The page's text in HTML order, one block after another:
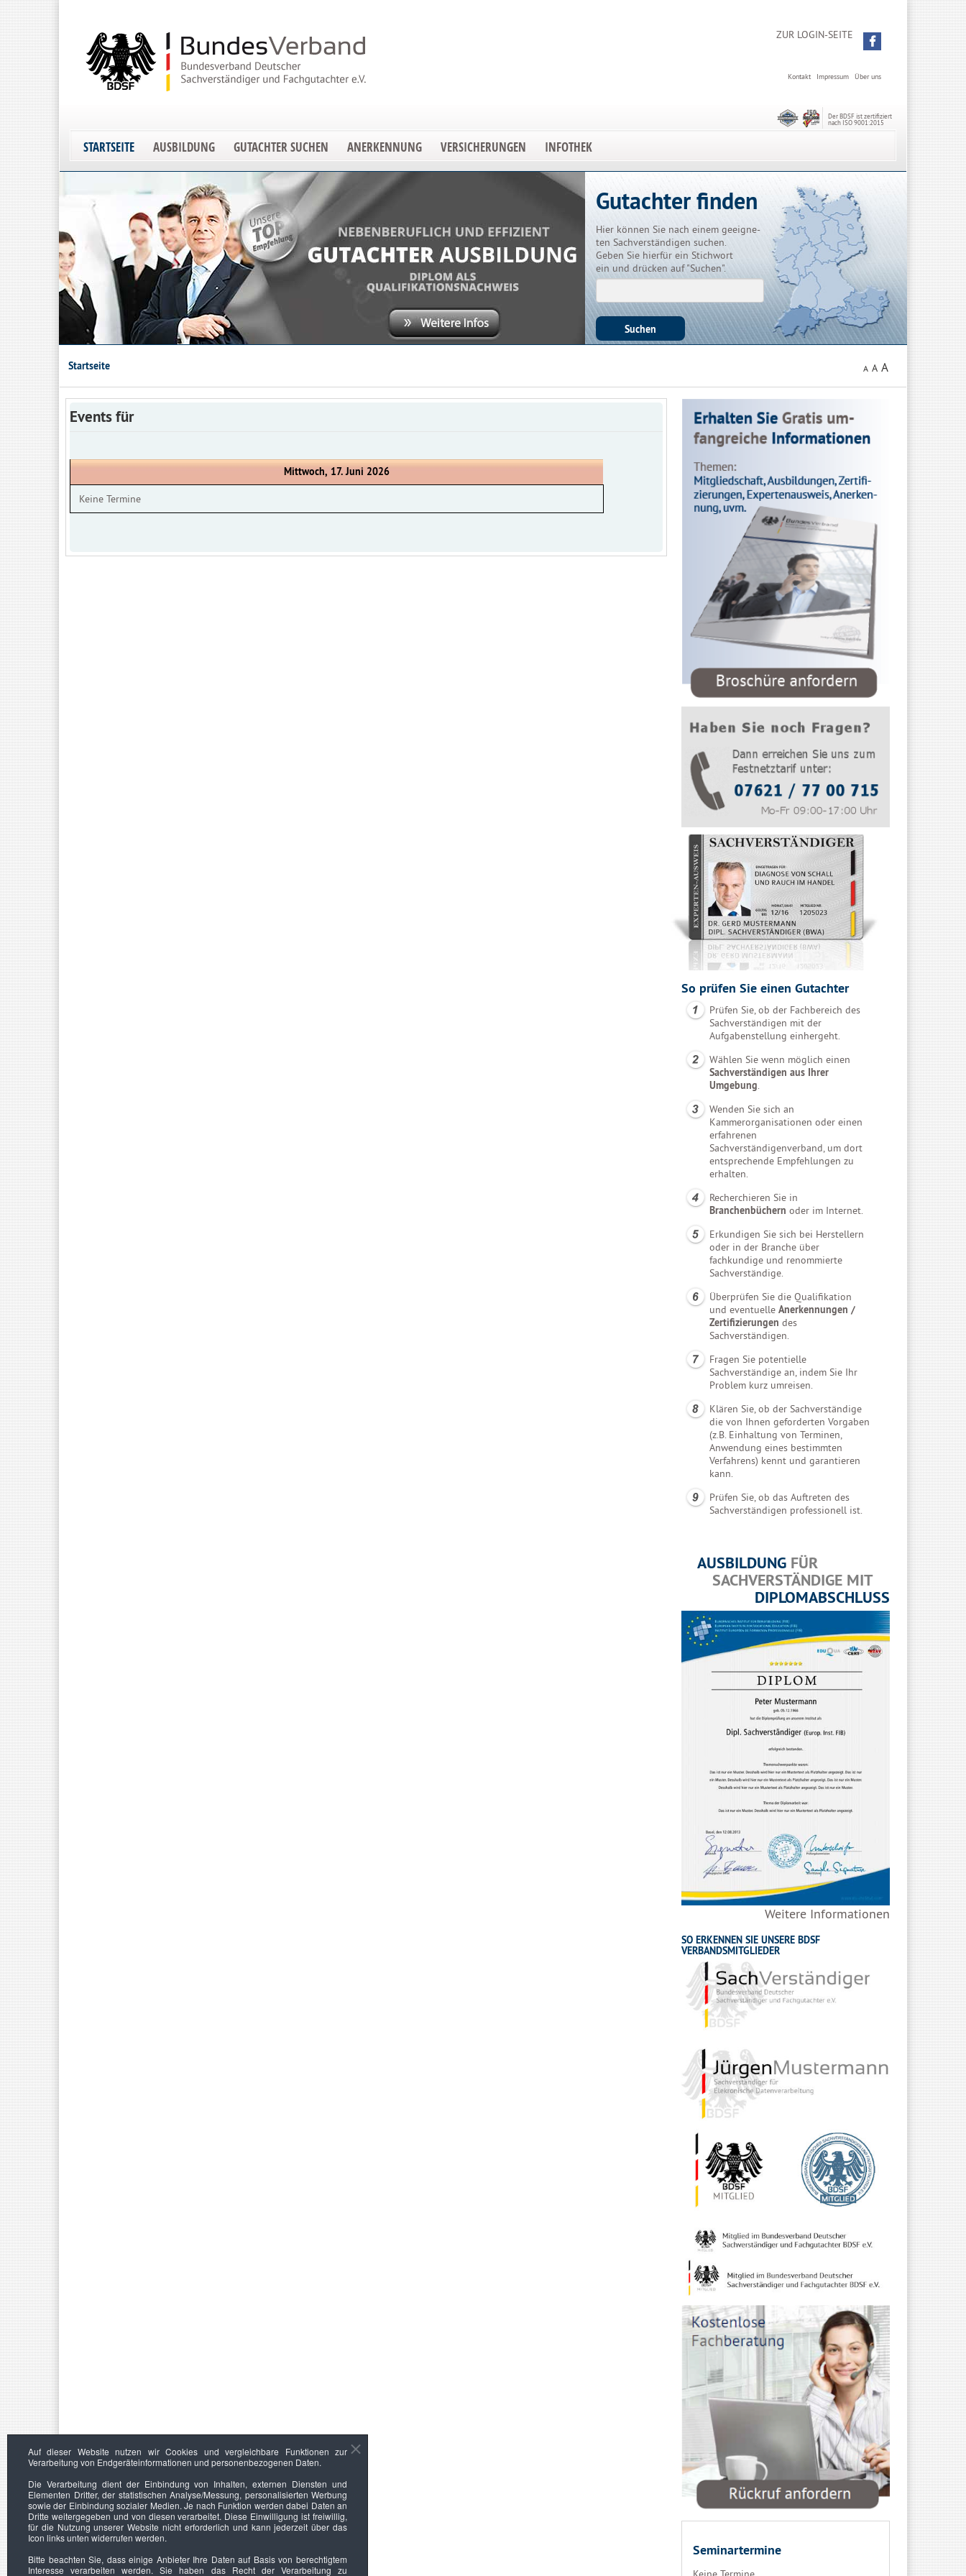
ZUR LOGIN-SEITE
Über uns
Impressum
Kontakt
Der BDSF ist zertifiziert
nach ISO 9001:2015
STARTSEITE AUSBILDUNG GUTACHTER SUCHEN ANERKENNUNG VERSICHERUNGEN INFOTHEK
Gutachter finden
Hier können Sie nach einem geeigne-
ten Sachverständigen suchen.
Geben Sie hierfür ein Stichwort
ein und drücken auf "Suchen".
Startseite A A A
Events für
Mittwoch, 17. Juni 2026
Keine Termine
So prüfen Sie einen Gutachter
Prüfen Sie, ob der Fachbereich des
Sachverständigen mit der
Aufgabenstellung einhergeht.
Wählen Sie wenn möglich einen
Sachverständigen aus Ihrer
Umgebung.
Wenden Sie sich an
Kammerorganisationen oder einen
erfahrenen
Sachverständigenverband, um dort
entsprechende Empfehlungen zu
erhalten.
Recherchieren Sie in
Branchenbüchern oder im Internet.
Erkundigen Sie sich bei Herstellern
oder in der Branche über
fachkundige und renommierte
Sachverständige.
Überprüfen Sie die Qualifikation
und eventuelle Anerkennungen /
Zertifizierungen des
Sachverständigen.
Fragen Sie potentielle
Sachverständige an, indem Sie Ihr
Problem kurz umreisen.
Klären Sie, ob der Sachverständige
die von Ihnen geforderten Vorgaben
(z.B. Einhaltung von Terminen,
Anwendung eines bestimmten
Verfahrens) kennt und garantieren
kann.
Prüfen Sie, ob das Auftreten des
Sachverständigen professionell ist.
AUSBILDUNG FÜR
SACHVERSTÄNDIGE MIT
DIPLOMABSCHLUSS
Weitere Informationen
SO ERKENNEN SIE UNSERE BDSF
VERBANDSMITGLIEDER
Seminartermine
Auf dieser Website nutzen wir Cookies und vergleichbare Funktionen zur
Verarbeitung von Endgeräteinformationen und personenbezogenen Daten.
Die Verarbeitung dient der Einbindung von Inhalten, externen Diensten und
Elementen Dritter, der statistischen Analyse/Messung, personalisierten Werbung
sowie der Einbindung sozialer Medien. Je nach Funktion werden dabei Daten an
Dritte weitergegeben und von diesen verarbeitet. Diese Einwilligung ist freiwillig,
für die Nutzung unserer Website nicht erforderlich und kann jederzeit über das
Icon links unten widerrufen werden.
Bitte beachten Sie, dass einige Anbieter Ihre Daten auf Basis von berechtigtem
Interesse verarbeiten werden. Sie haben das Recht der Verarbeitung zu